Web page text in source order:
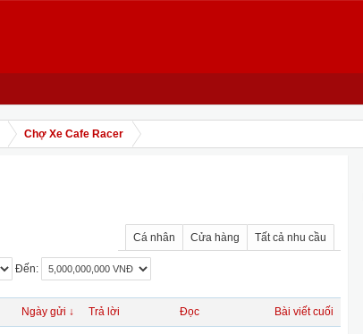
Chợ Xe Cafe Racer
Cá nhân Cửa hàng Tất cả nhu cầu
Đến:
Ngày gửi ↓ Trả lời Đọc Bài viết cuối